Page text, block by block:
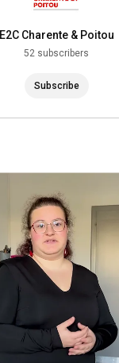
E2C Charente & Poitou
52 subscribers
Subscribe